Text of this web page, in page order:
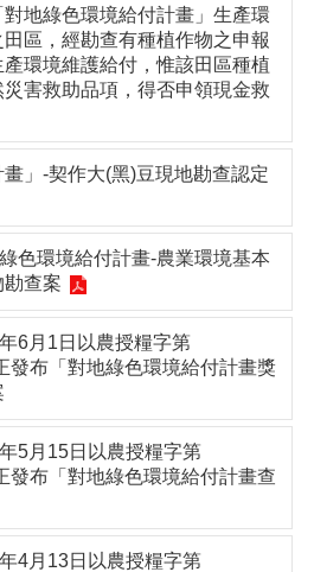
地綠色環境給付計畫」生產環
區，經勘查有種植作物之申報
環境維護給付，惟該田區種植
害救助品項，得否申領現金救
畫」-契作大(黑)豆現地勘查認定
色環境給付計畫-農業環境基本
查案
6月1日以農授糧字第
發布「對地綠色環境給付計畫獎
5月15日以農授糧字第
發布「對地綠色環境給付計畫查
4月13日以農授糧字第